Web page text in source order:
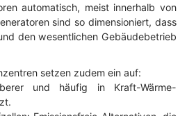
automatisch, meist innerhalb von
sind so dimensioniert, dass
den wesentlichen Gebäudebetrieb
setzen zudem ein auf:
und häufig in Kraft-Wärme-